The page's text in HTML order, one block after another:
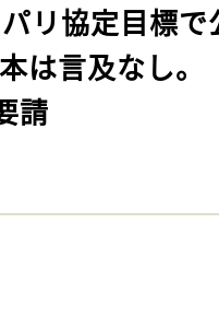
リ協定目標で
は言及なし。
請